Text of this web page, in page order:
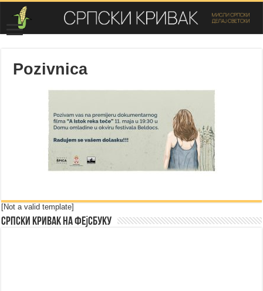
Pozivnica
[Not a valid template]
Српски Кривак на Фејсбуку